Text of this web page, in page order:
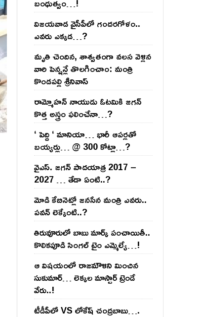
విజ‌య‌వాడ వైసీపీలో గంద‌ర‌గోళం..
ఎవ‌రు ఎక్క‌డ‌…?
మృతి చెందిన, శాశ్వతంగా వలస వెళ్లిన
వారి పెన్ష‌న్లే తొల‌గించాం: మంత్రి
కొండపల్లి శ్రీనివాస్
రామ్మోహ‌న్ నాయుడు ఓట‌మికి జ‌గ‌న్
కొత్త అస్త్రం ఫ‌లించేనా…?
‘ పెద్ది ‘ మానియా… భారీ ఆప‌ర్ల‌తో
బ‌య్య‌ర్లు… @ 300 కోట్లా…?
వైఎస్‌. జ‌గ‌న్ పాద‌యాత్ర 2017 –
2027 … తేడా ఏంటి..?
మోడి కేబినెట్లో జ‌నసేన మంత్రి ఎవ‌రు..
ప‌వ‌న్ లెక్కేంటి..?
తిరువూరులో బాబు మార్క్ పంచాయితీ..
కొలిక‌పూడి సింగ‌ల్ టైం ఎమ్మెల్యే…!
ఆ విష‌యంలో రాజ‌మౌళిని మించిన
సుకుమార్‌… లెక్క‌ల మాస్టార్ ట్రెండే
వేరు..!
టీడీపీలో VS లోకేష్ చంద్ర‌బాబు….